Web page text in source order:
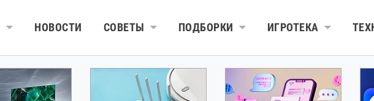
НОВОСТИ СОВЕТЫ ПОДБОРКИ ИГРОТЕКА